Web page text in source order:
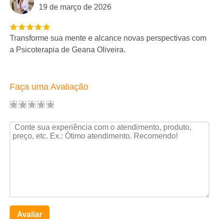
19 de março de 2026
Transforme sua mente e alcance novas perspectivas com
a Psicoterapia de Geana Oliveira.
Faça uma Avaliação
Avaliar